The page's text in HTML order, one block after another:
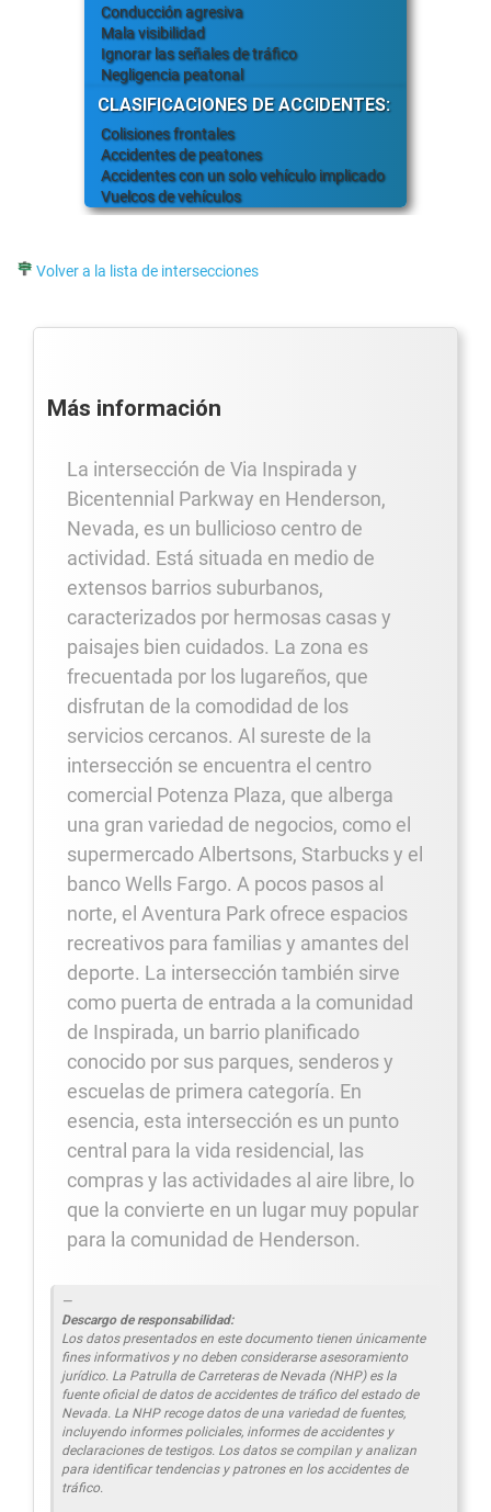
Conducción agresiva
Mala visibilidad
Ignorar las señales de tráfico
Negligencia peatonal
CLASIFICACIONES DE ACCIDENTES:
Colisiones frontales
Accidentes de peatones
Accidentes con un solo vehículo implicado
Vuelcos de vehículos
Volver a la lista de intersecciones
Más información
La intersección de Via Inspirada y
Bicentennial Parkway en Henderson,
Nevada, es un bullicioso centro de
actividad. Está situada en medio de
extensos barrios suburbanos,
caracterizados por hermosas casas y
paisajes bien cuidados. La zona es
frecuentada por los lugareños, que
disfrutan de la comodidad de los
servicios cercanos. Al sureste de la
intersección se encuentra el centro
comercial Potenza Plaza, que alberga
una gran variedad de negocios, como el
supermercado Albertsons, Starbucks y el
banco Wells Fargo. A pocos pasos al
norte, el Aventura Park ofrece espacios
recreativos para familias y amantes del
deporte. La intersección también sirve
como puerta de entrada a la comunidad
de Inspirada, un barrio planificado
conocido por sus parques, senderos y
escuelas de primera categoría. En
esencia, esta intersección es un punto
central para la vida residencial, las
compras y las actividades al aire libre, lo
que la convierte en un lugar muy popular
para la comunidad de Henderson.
Descargo de responsabilidad:
Los datos presentados en este documento tienen únicamente
fines informativos y no deben considerarse asesoramiento
jurídico. La Patrulla de Carreteras de Nevada (NHP) es la
fuente oficial de datos de accidentes de tráfico del estado de
Nevada. La NHP recoge datos de una variedad de fuentes,
incluyendo informes policiales, informes de accidentes y
declaraciones de testigos. Los datos se compilan y analizan
para identificar tendencias y patrones en los accidentes de
tráfico.